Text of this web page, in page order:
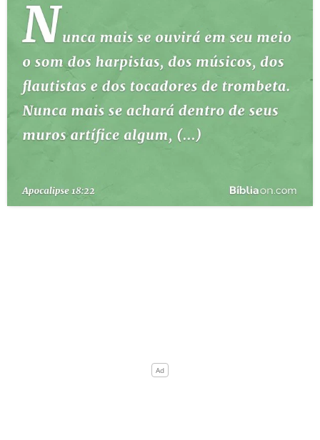
TEMAS
PERGUNTE À BÍBLIA
TERMO BÍBLICO JOGOS
QUEM SOMOS